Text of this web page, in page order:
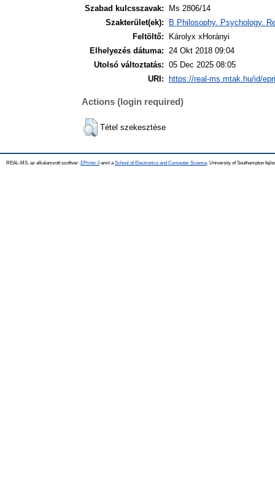
Szabad kulcsszavak:
Ms 2806/14
Szakterület(ek):
B Philosophy. Psychology.
Feltöltő:
Károlyx xHorányi
Elhelyezés dátuma: 24 Okt 2018 09:04
Utolsó változtatás: 05 Dec 2025 08:05
URI:
https://real-ms.mtak.hu/id/
Actions (login required)
Tétel szekesztése
REAL-MS, az alkalamzott szoftver: EPrints 3amit a School of Electronics and Computer Science , University of Southampton